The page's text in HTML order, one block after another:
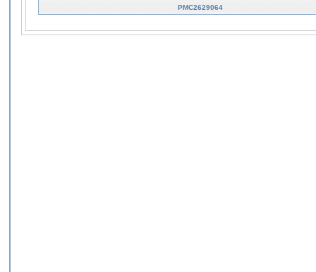
PMC2629064